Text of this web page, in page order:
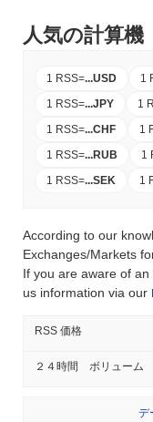
人気の計算機
1 RSS=...USD 1
1 RSS=...JPY 1
1 RSS=...CHF 1
1 RSS=...RUB 1
1 RSS=...SEK 1
According to our
Exchanges/Markets
If you are aware of
us information via our
RSS 価格
２４時間 ボリューム
デ